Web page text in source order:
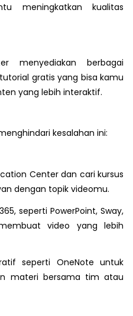
meningkatkan kualitas
menyediakan berbagai
gratis yang bisa kamu
yang lebih interaktif.
kesalahan ini:
Center dan cari kursus
dengan topik videomu.
seperti PowerPoint, Sway,
video yang lebih
seperti OneNote untuk
materi bersama tim atau